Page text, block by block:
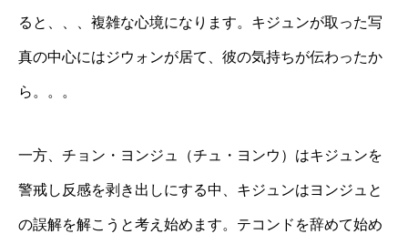
ると、、、複雑な心境になります。キジュンが取った写
真の中心にはジウォンが居て、彼の気持ちが伝わったか
ら。。。
一方、チョン・ヨンジュ（チュ・ヨンウ）はキジュンを
警戒し反感を剥き出しにする中、キジュンはヨンジュと
の誤解を解こうと考え始めます。テコンドを辞めて始め